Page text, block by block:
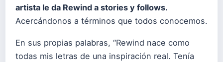
artista le da Rewind a stories y follows.
Acercándonos a términos que todos conocemos.
En sus propias palabras, “Rewind nace como
todas mis letras de una inspiración real. Tenía